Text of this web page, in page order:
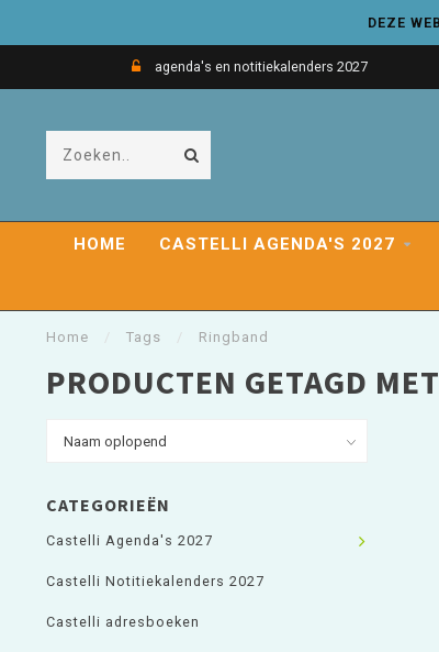
DEZE
agenda's en notitiekalenders 2027
HOME CASTELLI AGENDA'S 2027
Home Tags Ringband
PRODUCTEN GETAGD
CATEGORIEËN
Castelli Agenda's 2027
Castelli Notitiekalenders 2027
Castelli adresboeken